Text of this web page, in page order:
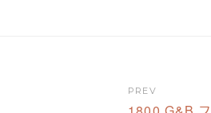
PREV